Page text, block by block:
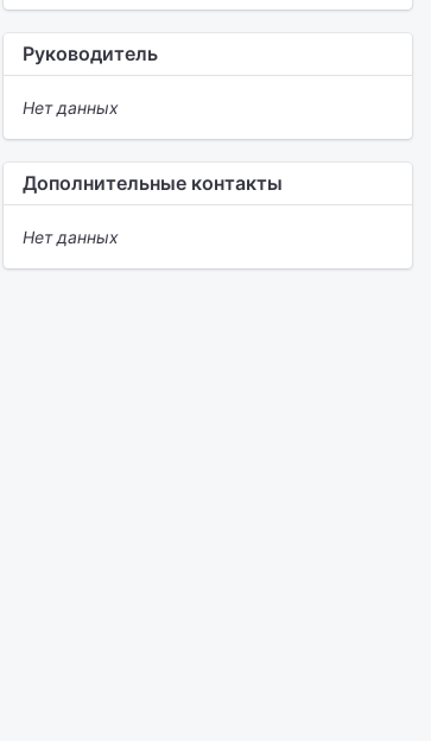
Руководитель
Нет данных
Дополнительные контакты
Нет данных